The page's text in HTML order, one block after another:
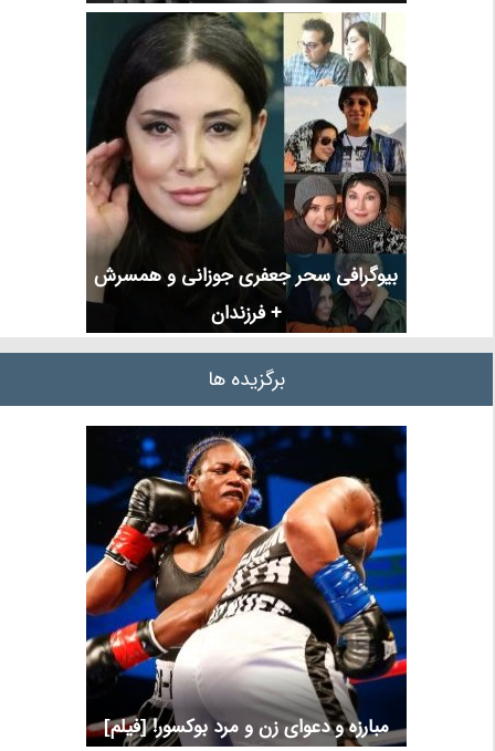
بیوگرافی سحر جعفری جوزانی و همسرش
+ فرزندان
برگزیده ها
مبارزه و دعوای زن و مرد بوکسور! [فیلم]